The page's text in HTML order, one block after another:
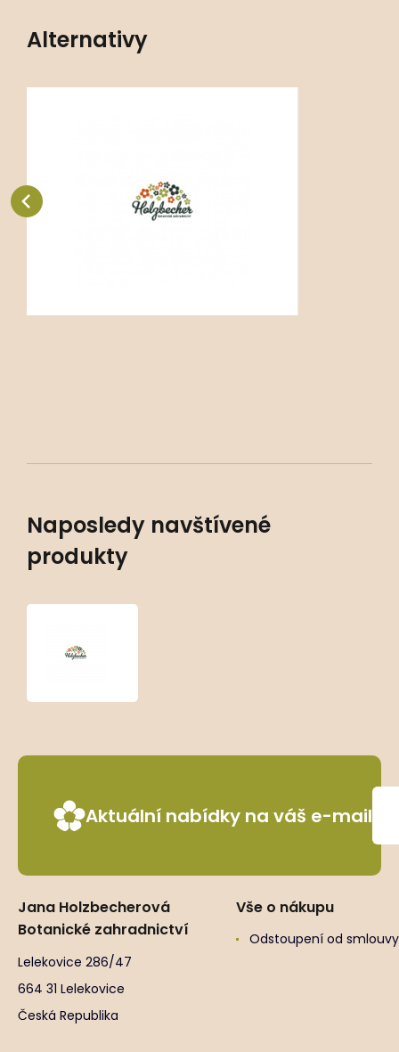
Alternativy
Oblíbený
Porovnat
plochy s čerstvou půdou, GR2 -
okraj opadavého lesa s čerstvou
Naposledy navštívené
produkty
Aktuální nabídky na váš e-mail
Jana Holzbecherová
Botanické zahradnictví
Lelekovice 286/47
664 31 Lelekovice
Česká Republika
Vše o nákupu
Odstoupení od smlouvy